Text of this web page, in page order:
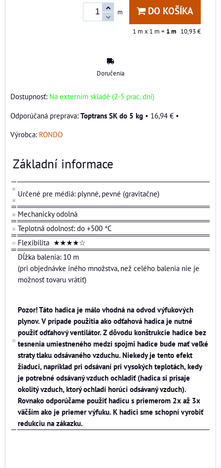
m DO KOŠÍKA
1 m x 1 m = 1m 10,93 €
Doručenia
Dostupnosť: Na externím skladě (2-5 prac. dní)
Toptrans SK do 5 kg • 16,94 € •
Výrobca: RONDO
Základní informace
Určené pre médiá: plynné, pevné (gravitačne)
Mechanicky odolná
Teplotná odolnosť: do +500 °C
Flexibilita ★★★★☆
Dĺžka balenia: 10 m
(pri objednávke iného množstva, než celého balenia nie je
možnosť tovaru vrátiť)
Pozor! Táto hadica je málo vhodná na odvod výfukových
plynov. V prípade použitia ako odťahová hadica je nutné
použiť odťahový ventilátor. Z dôvodu konštrukcie hadice bez
tesnenia umiestneného medzi spojmi hadice bude mať veľké
straty tlaku odsávaného vzduchu. Niekedy je tento efekt
žiaduci, napríklad pri odsávaní pri vysokých teplotách, kedy
je potrebné odsávaný vzduch ochladiť (hadica si prisaje
okolitý vzduch, ktorý ochladí horúci odsávaný vzduch).
Rovnako odporúčame použiť hadicu s priemerom 2x až 3x
väčším ako je priemer výfuku. K hadici sme schopní vyrobiť
redukciu na zákazku.